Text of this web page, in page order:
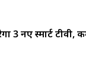
3 नए स्मार्ट टीवी,